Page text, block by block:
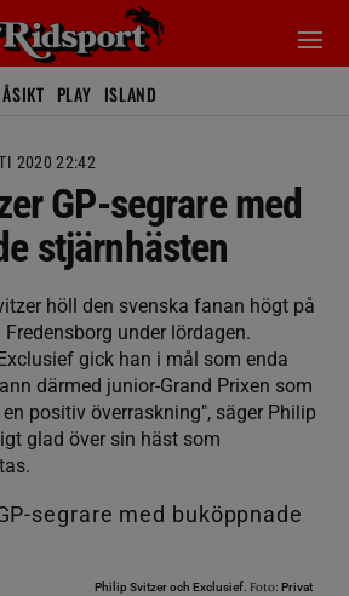
ÅSIKT PLAY ISLAND
2020 22:42
GP-segrare med
stjärnhästen
höll den svenska fanan högt på
under lördagen.
gick han i mål som enda
därmed junior-Grand Prixen som
positiv överraskning", säger Philip
glad över sin häst som
Philip Svitzer och Exclusief. Foto: Privat